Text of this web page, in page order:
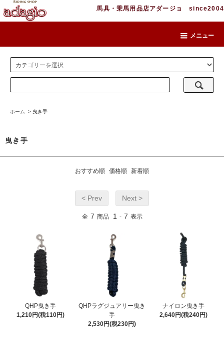
馬具・乗馬用品店アダージョ since2004
メニュー
ホーム > 曳き手
曳き手
おすすめ順 価格順 新着順
< Prev Next >
全 7 商品 1 - 7 表示
QHP曳き手
1,210円(税110円)
QHPラグジュアリー曳き
手
2,530円(税230円)
ナイロン曳き手
2,640円(税240円)